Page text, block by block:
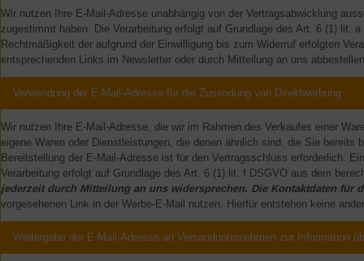
Wir nutzen Ihre E-Mail-Adresse unabhängig von der Vertragsabwicklung
zugestimmt haben. Die Verarbeitung erfolgt auf Grundlage des Art. 6 (1) lit.
Rechtmäßigkeit der aufgrund der Einwilligung bis zum Widerruf erfolgten
entsprechenden Links im Newsletter oder durch Mitteilung an uns
Verwendung der E-Mail-Adresse für die Zusendung von Direktwerbung
Wir nutzen Ihre E-Mail-Adresse, die wir im Rahmen des Verkaufes einer
eigene Waren oder Dienstleistungen, die denen ähnlich sind, die Sie
Bereitstellung der E-Mail-Adresse ist für den Vertragsschluss erforderlich.
Verarbeitung erfolgt auf Grundlage des Art. 6 (1) lit. f DSGVO aus dem
jederzeit durch Mitteilung an uns widersprechen. Die Kontaktdaten
vorgesehenen Link in der Werbe-E-Mail nutzen. Hierfür entstehen keine
Weitergabe der E-Mail-Adresse an Versandunternehmen zur Information